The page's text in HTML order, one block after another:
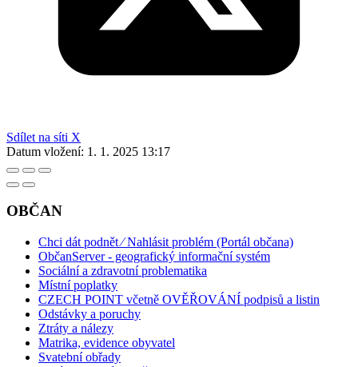
Sdílet na síti X
Datum vložení: 1. 1. 2025 13:17
OBČAN
Chci dát podnět ⁄ Nahlásit problém (Portál občana)
ObčanServer - geografický informační systém
Sociální a zdravotní problematika
Místní poplatky
CZECH POINT včetně OVĚŘOVÁNÍ podpisů a listin
Odstávky a poruchy
Ztráty a nálezy
Matrika, evidence obyvatel
Svatební obřady